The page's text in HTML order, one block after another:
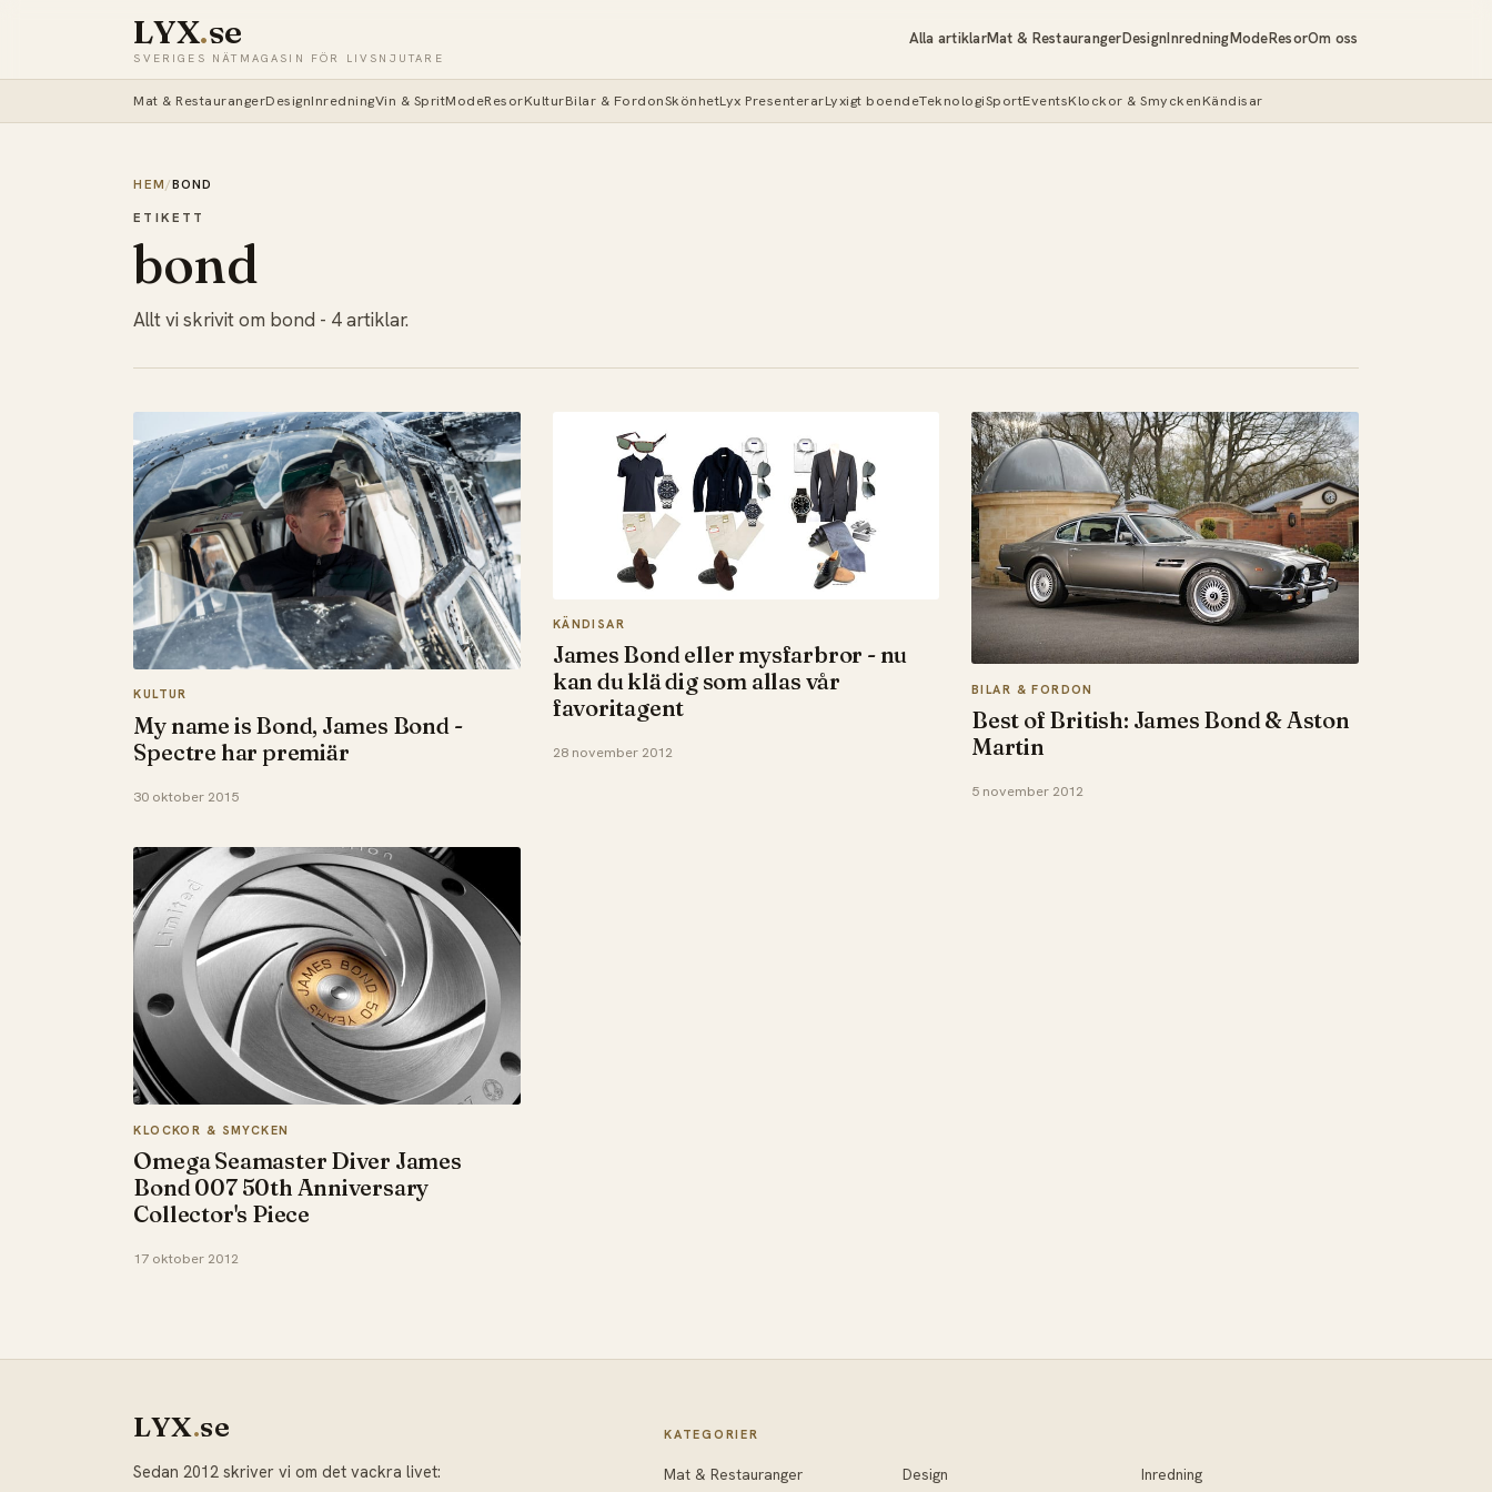
LYX.se
SVERIGES NÄTMAGASIN FÖR LIVSNJUTARE
Alla artiklarMat & RestaurangerDesignInredningModeResorOm oss
Mat & RestaurangerDesignInredningVin & SpritModeResorKulturBilar & FordonSkönhetLyx PresenterarLyxigt boendeTeknologiSportEventsKlockor & SmyckenKändisar
HEM /BOND
ETIKETT
bond
Allt vi skrivit om bond - 4 artiklar.
KULTUR
My name is Bond, James Bond -
Spectre har premiär
30 oktober 2015
KÄNDISAR
James Bond eller mysfarbror - nu
kan du klä dig som allas vår
favoritagent
28 november 2012
BILAR & FORDON
Best of British: James Bond & Aston
Martin
5 november 2012
KLOCKOR & SMYCKEN
Omega Seamaster Diver James
Bond 007 50th Anniversary
Collector's Piece
17 oktober 2012
LYX.se
Sedan 2012 skriver vi om det vackra livet:
KATEGORIER
Mat & Restauranger Design Inredning